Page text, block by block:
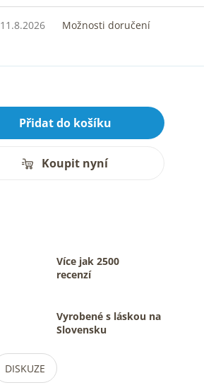
11.8.2026 Možnosti doručení
Přidat do košíku
Koupit nyní
Více jak 2500
recenzí
Vyrobené s láskou na
Slovensku
DISKUZE